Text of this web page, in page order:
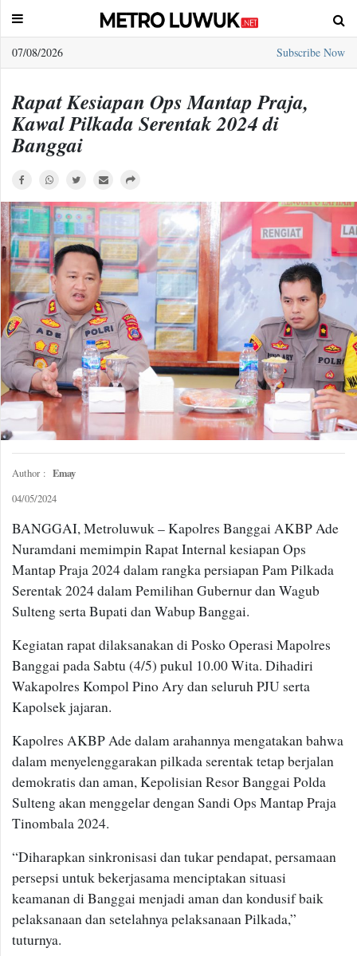
07/08/2026
Subscribe Now
Sample
Rapat Kesiapan Ops Mantap Praja,
Kawal Pilkada Serentak 2024 di
Banggai
Author : Emay
04/05/2024
BANGGAI, Metroluwuk – Kapolres Banggai AKBP Ade
Nuramdani memimpin Rapat Internal kesiapan Ops
Mantap Praja 2024 dalam rangka persiapan Pam Pilkada
Serentak 2024 dalam Pemilihan Gubernur dan Wagub
Sulteng serta Bupati dan Wabup Banggai.
Kegiatan rapat dilaksanakan di Posko Operasi Mapolres
Banggai pada Sabtu (4/5) pukul 10.00 Wita. Dihadiri
Wakapolres Kompol Pino Ary dan seluruh PJU serta
Kapolsek jajaran.
Kapolres AKBP Ade dalam arahannya mengatakan bahwa
dalam menyelenggarakan pilkada serentak tetap berjalan
demokratis dan aman, Kepolisian Resor Banggai Polda
Sulteng akan menggelar dengan Sandi Ops Mantap Praja
Tinombala 2024.
“Diharapkan sinkronisasi dan tukar pendapat, persamaan
persepsi untuk bekerjasama menciptakan situasi
keamanan di Banggai menjadi aman dan kondusif baik
pelaksanaan dan setelahnya pelaksanaan Pilkada,”
tuturnya.